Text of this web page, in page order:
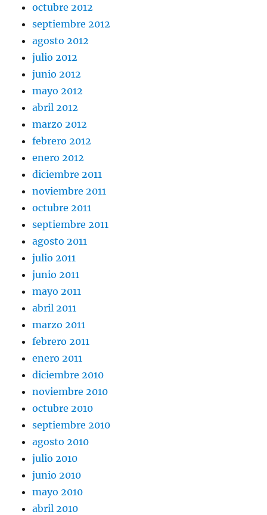
octubre 2012
septiembre 2012
agosto 2012
julio 2012
junio 2012
mayo 2012
abril 2012
marzo 2012
febrero 2012
enero 2012
diciembre 2011
noviembre 2011
octubre 2011
septiembre 2011
agosto 2011
julio 2011
junio 2011
mayo 2011
abril 2011
marzo 2011
febrero 2011
enero 2011
diciembre 2010
noviembre 2010
octubre 2010
septiembre 2010
agosto 2010
julio 2010
junio 2010
mayo 2010
abril 2010